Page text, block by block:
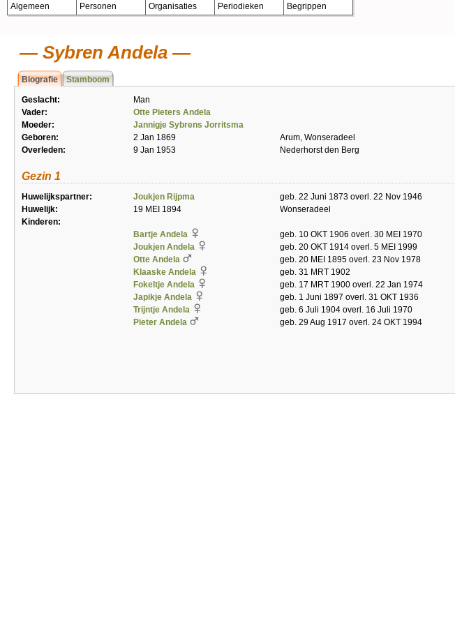
Algemeen Personen Organisaties Periodieken Begrippen
Sybren Andela
Biografie Stamboom
Geslacht:
Man
Vader:
Otte Pieters Andela
Moeder:
Jannigje Sybrens Jorritsma
Geboren:
2 Jan 1869
Arum, Wonseradeel
Overleden:
9 Jan 1953 Nederhorst den Berg
Gezin 1
Huwelijkspartner: Joukjen Rijpma
geb. 22 Juni 1873 overl. 22 Nov 1946
Huwelijk:
19 MEI 1894
Wonseradeel
Kinderen:
Bartje Andela
geb. 10 OKT 1906 overl. 30 MEI 1970
Joukjen Andela
geb. 20 OKT 1914 overl. 5 MEI 1999
Otte Andela
geb. 20 MEI 1895 overl. 23 Nov 1978
Klaaske Andela
geb. 31 MRT 1902
Fokeltje Andela
geb. 17 MRT 1900 overl. 22 Jan 1974
Japikje Andela
geb. 1 Juni 1897 overl. 31 OKT 1936
Trijntje Andela
geb. 6 Juli 1904 overl. 16 Juli 1970
Pieter Andela
geb. 29 Aug 1917 overl. 24 OKT 1994